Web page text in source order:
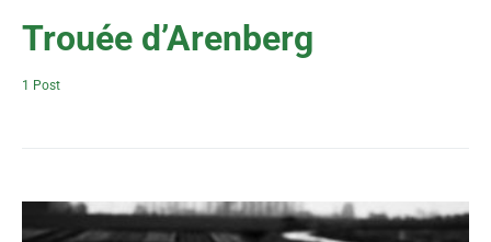
Trouée d’Arenberg
1 Post